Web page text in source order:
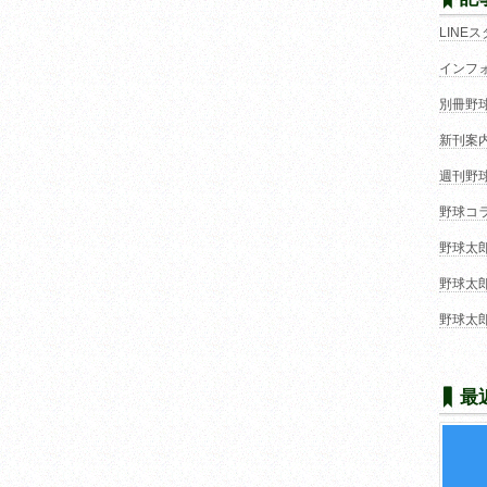
LINEス
インフ
別冊野
新刊案
週刊野
野球コ
野球太
野球太
野球太
最